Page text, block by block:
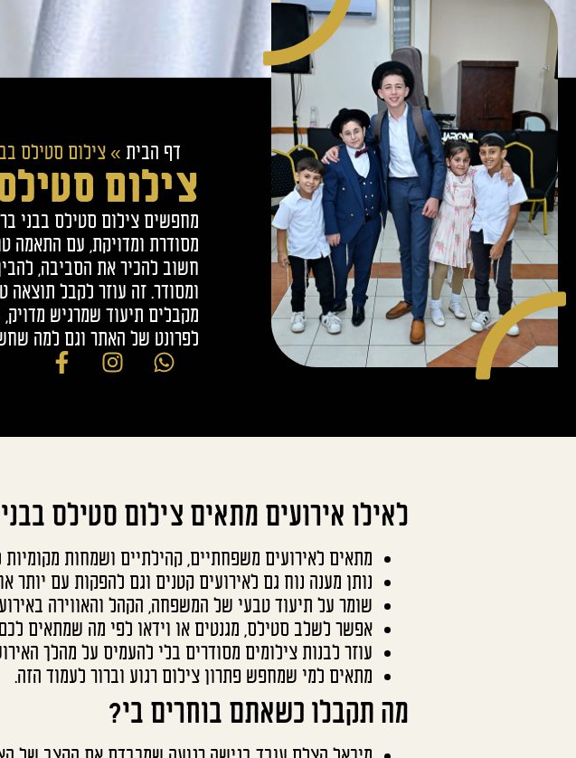
דף הבית »צילום סטילס
צילום
מחפשים צילום סטילס בבני
מסודרת ומדויקת, עם התאמה
חשוב להכיר את הסביבה,
ומסודר. זה עוזר לקבל
מקבלים תיעוד שמרגיש
לפרונט של האתר וגם למה
לאילו אירועים מתאים צילום סטילס
מתאים לאירועים משפחתיים, קהילתיים ושמחות מקומיות
נותן מענה נוח גם לאירועים קטנים וגם להפקות עם יותר
שומר על תיעוד טבעי של המשפחה, הקהל והאווירה
אפשר לשלב סטילס, מגנטים או וידאו לפי מה שמתאים
עוזר לבנות צילומים מסודרים בלי להעמיס על מהלך
מתאים למי שמחפש פתרון צילום רגוע וברור לעמוד הזה.
מה תקבלו כשאתם בוחרים בי?